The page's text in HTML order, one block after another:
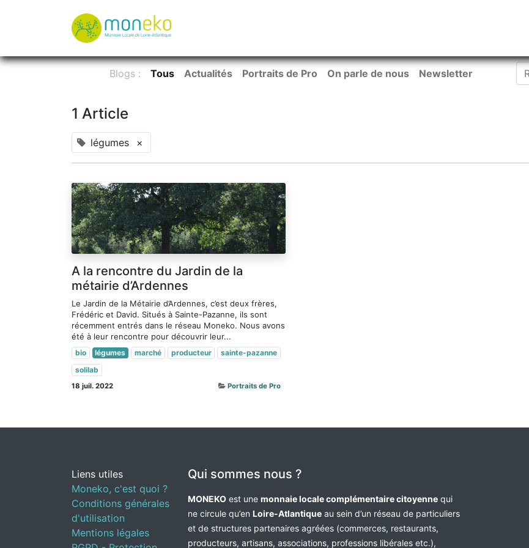
Blogs : Tous Actualités Portraits de Pro On parle de nous Newsletter
1 Article
légumes ×
A la rencontre du Jardin de la
métairie d’Ardennes
Le Jardin de la Métairie d’Ardennes, c’est deux frères,
Frédéric et David. Situés à Sainte-Pazanne, ils sont
récemment entrés dans le réseau Moneko. Nous avons
été à leur rencontre pour découvrir leur...
bio légumes marché producteur
sainte-pazanne
solilab
18 juil. 2022 Portraits de Pro
Liens utiles
Moneko, c'est quoi ?
Conditions générales
d'utilisation
Mentions légales
Qui sommes nous ?
MONEKO est une monnaie locale complémentaire citoyenne qui
ne circule qu’en Loire-Atlantique au sein d’un réseau de particuliers
et de structures partenaires agréées (commerces, restaurants,
producteurs, artisans, associations, professions libérales etc.),